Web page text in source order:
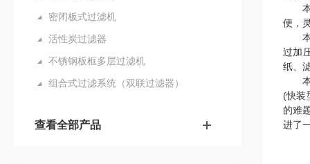
密闭板式过滤机
活性炭过滤器
不锈钢板框多层过滤机
组合式过滤系统（双联过滤器）
查看全部产品
本
便，
本
过加
纸、
本
(快装
的难
进了